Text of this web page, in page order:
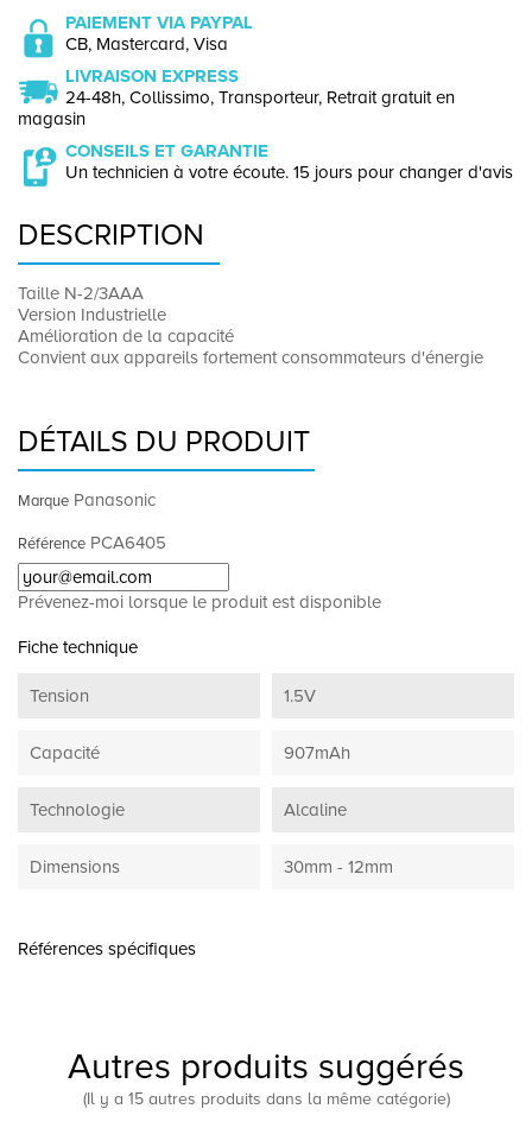
PAIEMENT VIA PAYPAL
CB, Mastercard, Visa
LIVRAISON EXPRESS
24-48h, Collissimo, Transporteur, Retrait gratuit en
magasin
CONSEILS ET GARANTIE
Un technicien à votre écoute. 15 jours pour changer d'avis
DESCRIPTION
Taille N-2/3AAA
Version Industrielle
Amélioration de la capacité
Convient aux appareils fortement consommateurs d'énergie
DÉTAILS DU PRODUIT
Marque Panasonic
Référence PCA6405
Prévenez-moi lorsque le produit est disponible
Fiche technique
Tension 1.5V
Capacité 907mAh
Technologie Alcaline
Dimensions 30mm - 12mm
Références spécifiques
Autres produits suggérés
(Il y a 15 autres produits dans la même catégorie)